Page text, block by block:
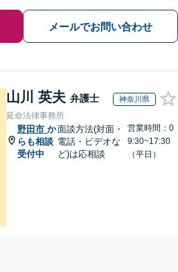
メールでお問い合わせ
山川 英夫 弁護士 神奈川県
延命法律事務所
野田市 か
らも相談
受付中
面談方法(対面・
電話・ビデオな
ど)は応相談
営業時間：0
9:30~17:30
（平日）